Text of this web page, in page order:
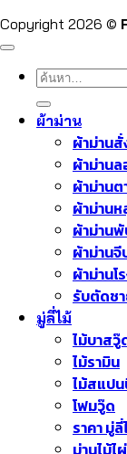
Copyright 2026 ©
ค้นหา:
ผ้าม่าน
ผ้าม่าน
ผ้าม่าน
ผ้าม่านต
ผ้าม่าน
ผ้าม่าน
ผ้าม่านจี
ผ้าม่านโ
รับตัดช
มู่ลี่ไม้
ไม้บาสวู๊
ไม้รามิน
ไม้สแป
โฟมวู๊ด
ราคา มู่ลี่